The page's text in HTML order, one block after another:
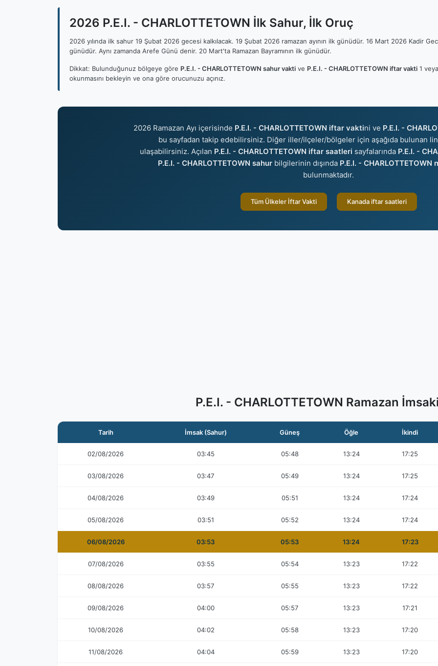
2026 P.E.I. - CHARLOTTETOWN İlk Sahur, İlk Oruç
2026 yılında ilk sahur 19 Şubat 2026 gecesi kalkılacak. 19 Şubat 2026 ramazan ayının ilk günüdür. 16 Mart 2026 Kadir
günüdür. Aynı zamanda Arefe Günü denir. 20 Mart'ta Ramazan Bayramının ilk günüdür.
Dikkat: Bulunduğunuz bölgeye göre P.E.I. - CHARLOTTETOWN sahur vakti ve P.E.I. - CHARLOTTETOWN iftar vakti 1
okunmasını bekleyin ve ona göre orucunuzu açınız.
2026 Ramazan Ayı içerisinde P.E.I. - CHARLOTTETOWN iftar vaktini ve P.E.I. -
bu sayfadan takip edebilirsiniz. Diğer iller/ilçeler/bölgeler için aşağıda bulunan
ulaşabilirsiniz. Açılan P.E.I. - CHARLOTTETOWN iftar saatleri sayfalarında P.E.I. -
P.E.I. - CHARLOTTETOWN sahurbilgilerinin dışında P.E.I. -
bulunmaktadır.
Tüm Ülkeler İftar Vakti Kanada iftar saatleri
P.E.I. - CHARLOTTETOWN Ramazan
Tarih İmsak (Sahur) Güneş Öğle İkindi
02/08/2026 03:45 05:48 13:24 17:25
03/08/2026 03:47 05:49 13:24 17:25
04/08/2026 03:49 05:51 13:24 17:24
05/08/2026 03:51 05:52 13:24 17:24
06/08/2026 03:53 05:53 13:24 17:23
07/08/2026 03:55 05:54 13:23 17:22
08/08/2026 03:57 05:55 13:23 17:22
09/08/2026 04:00 05:57 13:23 17:21
10/08/2026 04:02 05:58 13:23 17:20
11/08/2026 04:04 05:59 13:23 17:20